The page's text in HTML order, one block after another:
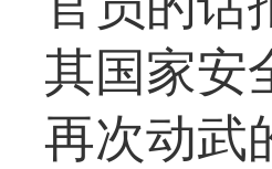
其国家安
再次动武